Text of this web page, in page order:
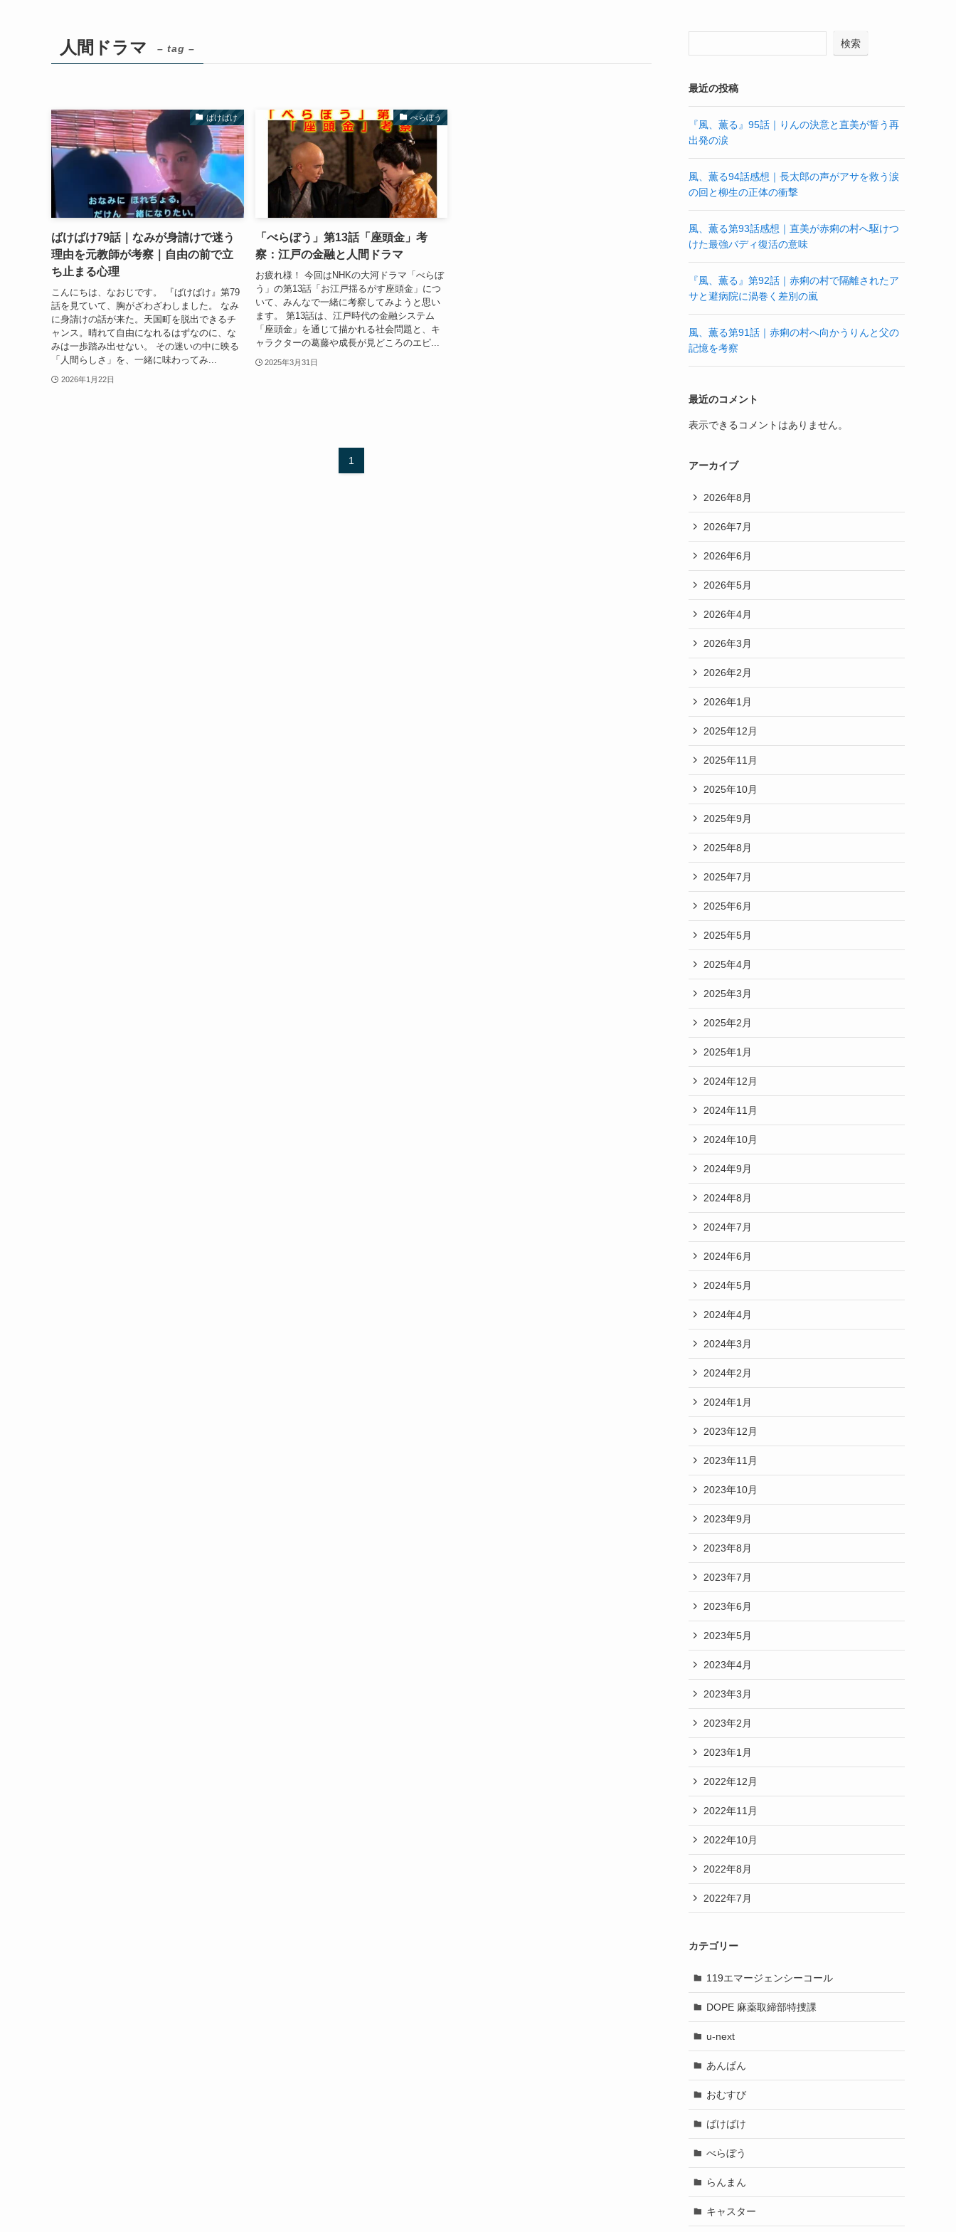
人間ドラマ – tag –
ばけばけ
ばけばけ79話｜なみが身請けで迷う
理由を元教師が考察｜自由の前で立
ち止まる心理
こんにちは、なおじです。 『ばけばけ』第79
話を見ていて、胸がざわざわしました。 なみ
に身請けの話が来た。天国町を脱出できるチ
ャンス。晴れて自由になれるはずなのに、な
みは一歩踏み出せない。 その迷いの中に映る
「人間らしさ」を、一緒に味わってみ...
2026年1月22日
べらぼう
「べらぼう」第13話「座頭金」考
察：江戸の金融と人間ドラマ
お疲れ様！ 今回はNHKの大河ドラマ「べらぼ
う」の第13話「お江戸揺るがす座頭金」につ
いて、みんなで一緒に考察してみようと思い
ます。 第13話は、江戸時代の金融システム
「座頭金」を通じて描かれる社会問題と、キ
ャラクターの葛藤や成長が見どころのエピ...
2025年3月31日
1
検索
最近の投稿
『風、薫る』95話｜りんの決意と直美が誓う再
出発の涙
風、薫る94話感想｜長太郎の声がアサを救う涙
の回と柳生の正体の衝撃
風、薫る第93話感想｜直美が赤痢の村へ駆けつ
けた最強バディ復活の意味
『風、薫る』第92話｜赤痢の村で隔離されたア
サと避病院に渦巻く差別の嵐
風、薫る第91話｜赤痢の村へ向かうりんと父の
記憶を考察
最近のコメント
表示できるコメントはありません。
アーカイブ
2026年8月
2026年7月
2026年6月
2026年5月
2026年4月
2026年3月
2026年2月
2026年1月
2025年12月
2025年11月
2025年10月
2025年9月
2025年8月
2025年7月
2025年6月
2025年5月
2025年4月
2025年3月
2025年2月
2025年1月
2024年12月
2024年11月
2024年10月
2024年9月
2024年8月
2024年7月
2024年6月
2024年5月
2024年4月
2024年3月
2024年2月
2024年1月
2023年12月
2023年11月
2023年10月
2023年9月
2023年8月
2023年7月
2023年6月
2023年5月
2023年4月
2023年3月
2023年2月
2023年1月
2022年12月
2022年11月
2022年10月
2022年8月
2022年7月
カテゴリー
119エマージェンシーコール
DOPE 麻薬取締部特捜課
u-next
あんぱん
おむすび
ばけばけ
べらぼう
らんまん
キャスター